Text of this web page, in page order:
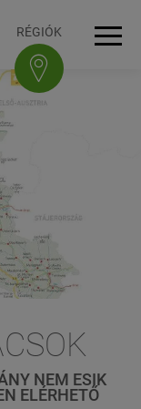
RÉGIÓK
NEM ESIK
ELÉRHETŐ